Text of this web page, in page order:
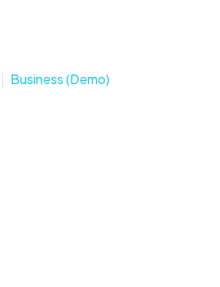
Business (Demo)